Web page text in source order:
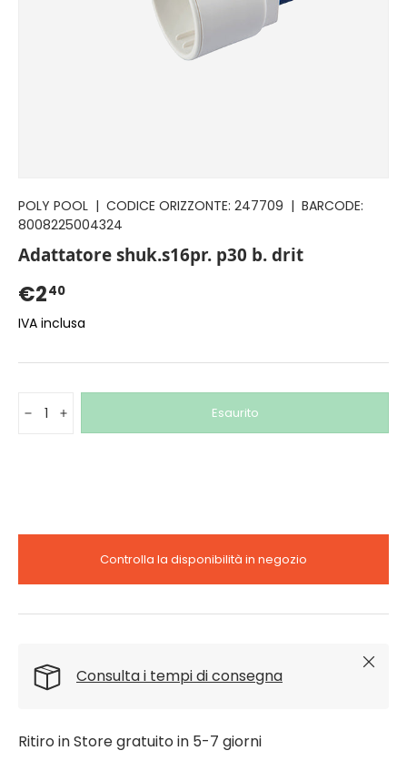
POLY POOL | CODICE ORIZZONTE: 247709 | BARCODE:
8008225004324
Adattatore shuk.s16pr. p30 b. drit
€240
IVA inclusa
-
+ Esaurito
Controlla la disponibilità in negozio
Consulta i tempi di consegna
Chiudi
Ritiro in Store gratuito in 5-7 giorni